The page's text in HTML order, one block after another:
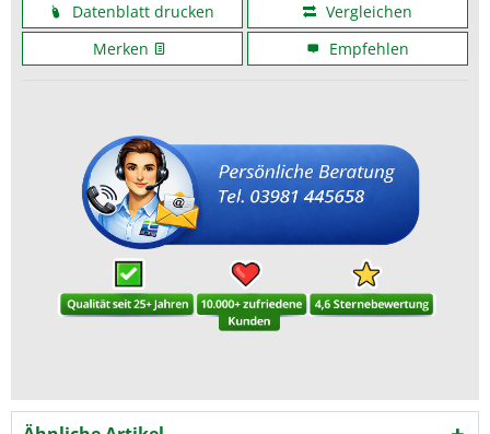
Datenblatt drucken
Vergleichen
Merken
Empfehlen